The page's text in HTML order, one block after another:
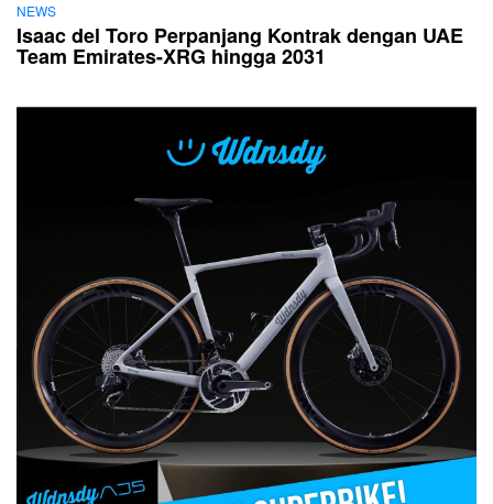
NEWS
Isaac del Toro Perpanjang Kontrak dengan UAE
Team Emirates-XRG hingga 2031